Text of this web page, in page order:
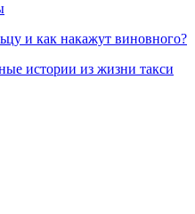
и как накажут виновного?
истории из жизни такси